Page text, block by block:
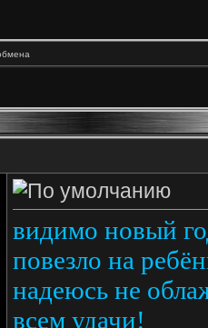
видимо новый
повезло на
надеюсь не
всем удачи!